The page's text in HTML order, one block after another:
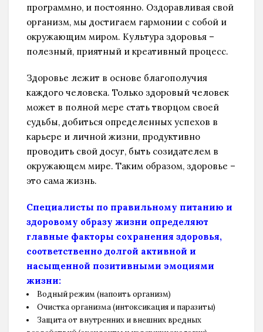
программно, и постоянно. Оздоравливая свой
организм, мы достигаем гармонии с собой и
окружающим миром. Культура здоровья –
полезный, приятный и креативный процесс.
Здоровье лежит в основе благополучия
каждого человека. Только здоровый человек
может в полной мере стать творцом своей
судьбы, добиться определенных успехов в
карьере и личной жизни, продуктивно
проводить свой досуг, быть созидателем в
окружающем мире. Таким образом, здоровье –
это сама жизнь.
Специалисты по правильному питанию и
здоровому образу жизни определяют
главные факторы сохранения здоровья,
соответственно долгой активной и
насыщенной позитивными эмоциями
жизни:
Водный режим (напоить организм)
Очистка организма (интоксикация и паразиты)
Защита от внутренних и внешних вредных